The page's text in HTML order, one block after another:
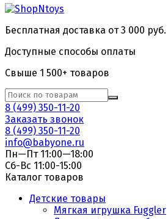
Бесплатная доставка от 3 000 руб.
Доступные способы оплаты
Свыше 1 500+ товаров
8 (499) 350-11-20
Заказать звонок
8 (499) 350-11-20
info@babyone.ru
Пн—Пт 11:00—18:00
Сб-Вс 11:00-15:00
Каталог товаров
Детские товары
Мягкая игрушка Fuggler